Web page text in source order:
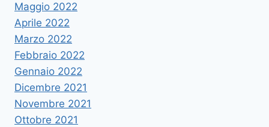
Maggio 2022
Aprile 2022
Marzo 2022
Febbraio 2022
Gennaio 2022
Dicembre 2021
Novembre 2021
Ottobre 2021